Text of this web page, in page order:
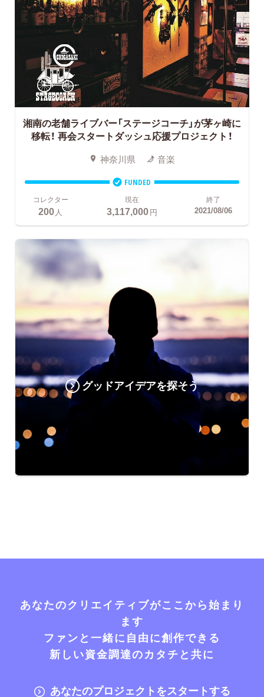
湘南の老舗ライブバー「ステージコーチ」が茅ヶ崎に
移転！ 再会スタートダッシュ応援プロジェクト！
神奈川県 音楽
FUNDED
コレクター
200人
現在
3,117,000円
終了
2021/08/06
グッドアイデアを探そう
あなたのクリエイティブがここから始まり
ます
ファンと一緒に自由に創作できる
新しい資金調達のカタチと共に
あなたのプロジェクトをスタートする